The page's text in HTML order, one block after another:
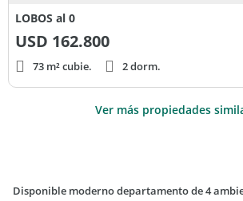
LOBOS al 0
USD 162.800
73 m² cubie. 2 dorm.
Ver más propiedades
Disponible moderno departamento de 4